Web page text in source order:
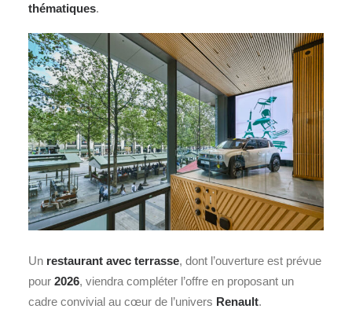
thématiques.
Un restaurant avec terrasse, dont l’ouverture est prévue
pour 2026, viendra compléter l’offre en proposant un
cadre convivial au cœur de l’univers Renault.